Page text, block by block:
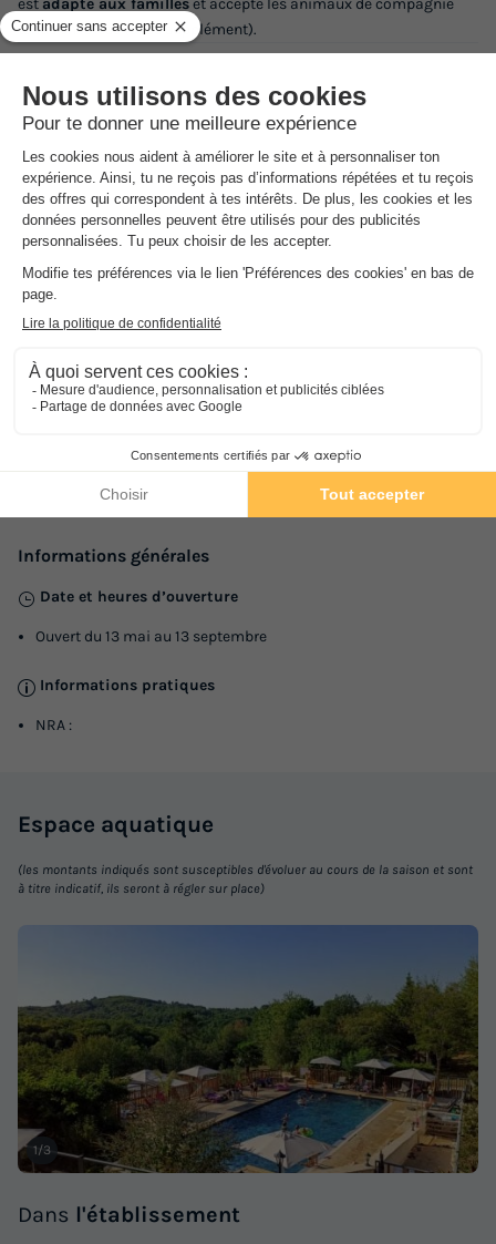
est adapté aux familleset accepte les animaux de compagnie
tenus en laisse (avec supplément).
Adresse
Malartigue haut 225 Chemin des Charmes - 24200 Saint André
d'Allas, France
Informations générales
Date et heures d’ouverture
Ouvert du 13 mai au 13 septembre
Informations pratiques
NRA :
Espace aquatique
(les montants indiqués sont susceptibles d'évoluer au cours de la saison et sont
à titre indicatif, ils seront à régler sur place)
1/3
Dans l'établissement